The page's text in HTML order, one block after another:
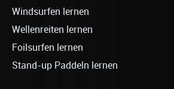
Windsurfen lernen
Wellenreiten lernen
Foilsurfen lernen
Stand-up Paddeln lernen